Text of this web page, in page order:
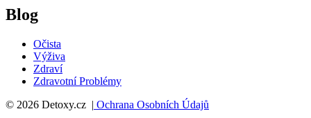
Blog
Očista
Výživa
Zdraví
Zdravotní Problémy
© 2026 Detoxy.cz | Ochrana Osobních Údajů